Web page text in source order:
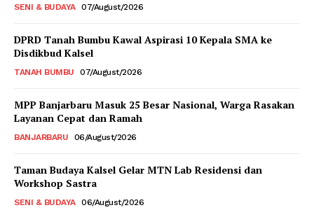
SENI & BUDAYA 07/August/2026
DPRD Tanah Bumbu Kawal Aspirasi 10 Kepala SMA ke
Disdikbud Kalsel
TANAH BUMBU 07/August/2026
MPP Banjarbaru Masuk 25 Besar Nasional, Warga Rasakan
Layanan Cepat dan Ramah
BANJARBARU 06/August/2026
Taman Budaya Kalsel Gelar MTN Lab Residensi dan
Workshop Sastra
SENI & BUDAYA 06/August/2026